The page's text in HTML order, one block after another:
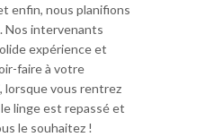
enfin, nous planifions
Nos intervenants
expérience et
faire à votre
lorsque vous rentrez
linge est repassé et
le souhaitez !